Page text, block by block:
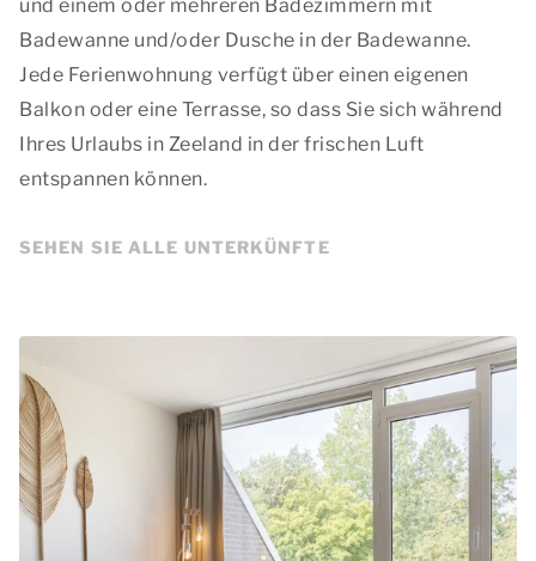
und einem oder mehreren Badezimmern mit
Badewanne und/oder Dusche in der Badewanne.
Jede Ferienwohnung verfügt über einen eigenen
Balkon oder eine Terrasse, so dass Sie sich während
Ihres Urlaubs in Zeeland in der frischen Luft
entspannen können.
SEHEN SIE ALLE UNTERKÜNFTE